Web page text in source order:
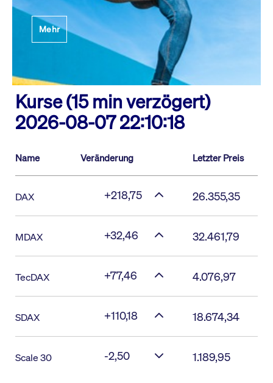
Mehr
Kurse (15 min verzögert)
2026-08-07 22:10:18
Name Veränderung Letzter Preis
DAX +218,75 26.355,35
MDAX +32,46 32.461,79
TecDAX +77,46 4.076,97
SDAX +110,18 18.674,34
Scale 30 -2,50 1.189,95